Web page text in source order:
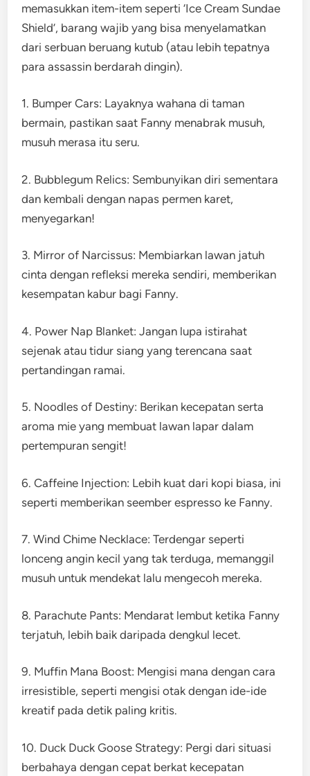
memasukkan item-item seperti ‘Ice Cream Sundae
Shield’, barang wajib yang bisa menyelamatkan
dari serbuan beruang kutub (atau lebih tepatnya
para assassin berdarah dingin).
1. Bumper Cars: Layaknya wahana di taman
bermain, pastikan saat Fanny menabrak musuh,
musuh merasa itu seru.
2. Bubblegum Relics: Sembunyikan diri sementara
dan kembali dengan napas permen karet,
menyegarkan!
3. Mirror of Narcissus: Membiarkan lawan jatuh
cinta dengan refleksi mereka sendiri, memberikan
kesempatan kabur bagi Fanny.
4. Power Nap Blanket: Jangan lupa istirahat
sejenak atau tidur siang yang terencana saat
pertandingan ramai.
5. Noodles of Destiny: Berikan kecepatan serta
aroma mie yang membuat lawan lapar dalam
pertempuran sengit!
6. Caffeine Injection: Lebih kuat dari kopi biasa, ini
seperti memberikan seember espresso ke Fanny.
7. Wind Chime Necklace: Terdengar seperti
lonceng angin kecil yang tak terduga, memanggil
musuh untuk mendekat lalu mengecoh mereka.
8. Parachute Pants: Mendarat lembut ketika Fanny
terjatuh, lebih baik daripada dengkul lecet.
9. Muffin Mana Boost: Mengisi mana dengan cara
irresistible, seperti mengisi otak dengan ide-ide
kreatif pada detik paling kritis.
10. Duck Duck Goose Strategy: Pergi dari situasi
berbahaya dengan cepat berkat kecepatan